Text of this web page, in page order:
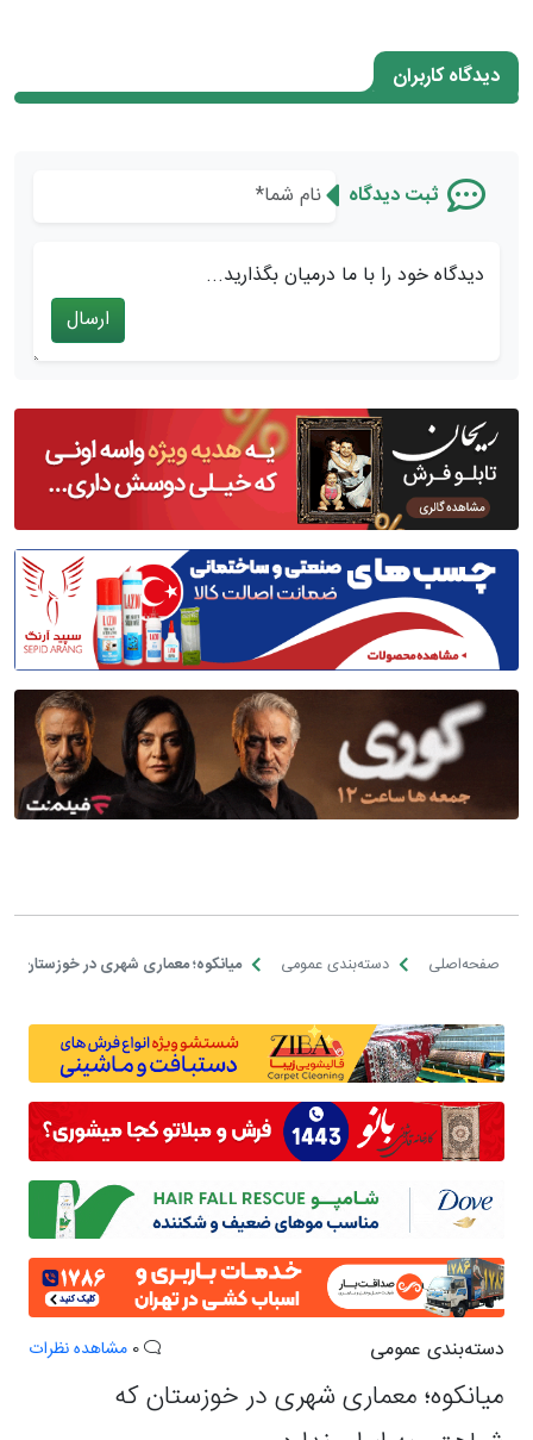
دیدگاه کاربران
ثبت دیدگاه
دیدگاه خود را با ما درمیان بگذارید...
ارسال